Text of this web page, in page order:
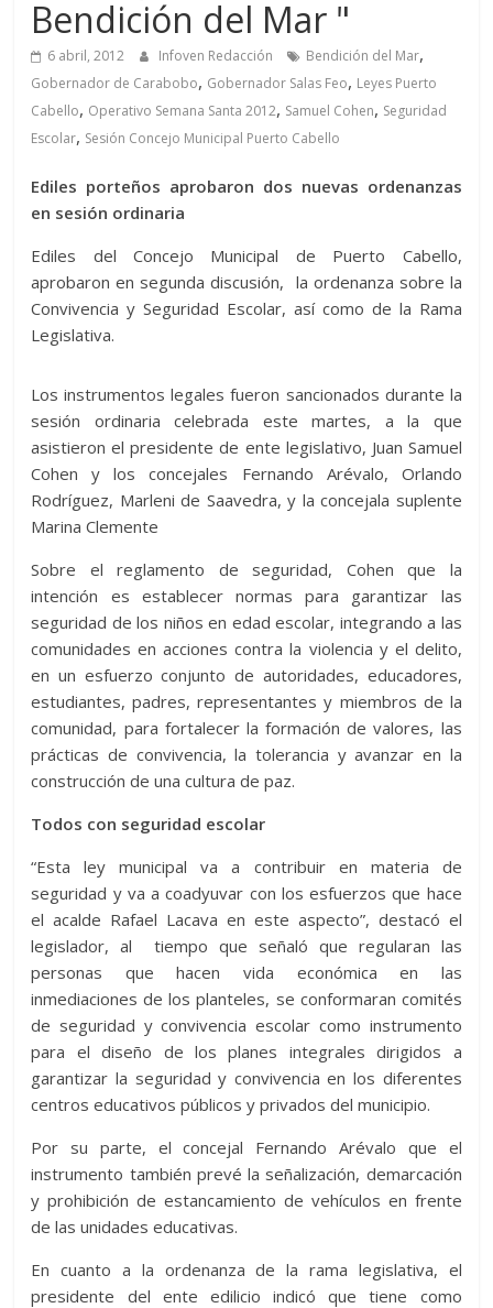
Bendición del Mar "
6 abril, 2012 Infoven Redacción Bendición del Mar,
Gobernador de Carabobo, Gobernador Salas Feo, Leyes Puerto
Cabello, Operativo Semana Santa 2012, Samuel Cohen, Seguridad
Escolar, Sesión Concejo Municipal Puerto Cabello
Ediles porteños aprobaron dos nuevas ordenanzas
en sesión ordinaria
Ediles del Concejo Municipal de Puerto Cabello,
aprobaron en segunda discusión, la ordenanza sobre la
Convivencia y Seguridad Escolar, así como de la Rama
Legislativa.
Los instrumentos legales fueron sancionados durante la
sesión ordinaria celebrada este martes, a la que
asistieron el presidente de ente legislativo, Juan Samuel
Cohen y los concejales Fernando Arévalo, Orlando
Rodríguez, Marleni de Saavedra, y la concejala suplente
Marina Clemente
Sobre el reglamento de seguridad, Cohen que la
intención es establecer normas para garantizar las
seguridad de los niños en edad escolar, integrando a las
comunidades en acciones contra la violencia y el delito,
en un esfuerzo conjunto de autoridades, educadores,
estudiantes, padres, representantes y miembros de la
comunidad, para fortalecer la formación de valores, las
prácticas de convivencia, la tolerancia y avanzar en la
construcción de una cultura de paz.
Todos con seguridad escolar
“Esta ley municipal va a contribuir en materia de
seguridad y va a coadyuvar con los esfuerzos que hace
el acalde Rafael Lacava en este aspecto”, destacó el
legislador, al tiempo que señaló que regularan las
personas que hacen vida económica en las
inmediaciones de los planteles, se conformaran comités
de seguridad y convivencia escolar como instrumento
para el diseño de los planes integrales dirigidos a
garantizar la seguridad y convivencia en los diferentes
centros educativos públicos y privados del municipio.
Por su parte, el concejal Fernando Arévalo que el
instrumento también prevé la señalización, demarcación
y prohibición de estancamiento de vehículos en frente
de las unidades educativas.
En cuanto a la ordenanza de la rama legislativa, el
presidente del ente edilicio indicó que tiene como